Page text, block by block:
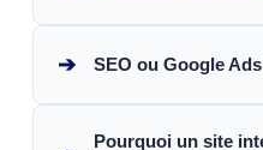
➔ SEO ou Google
Pourquoi un site